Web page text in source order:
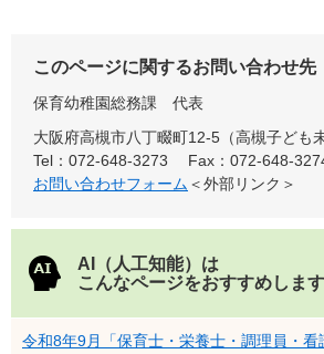
このページに関するお問い合わせ先
保育幼稚園総務課
代表
大阪府高槻市八丁畷町12-5（高槻子ども
Tel：072-648-3273
Fax：072-648-
お問い合わせフォーム ＜外部リンク＞
AI（人工知能）は
こんなページをおすすめします
令和8年9月「保育士・栄養士・調理員・看